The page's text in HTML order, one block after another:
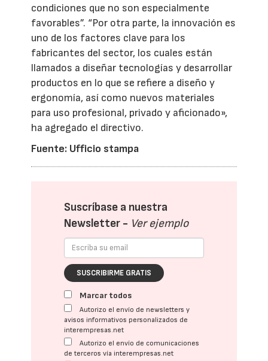
condiciones que no son especialmente
favorables”. “Por otra parte, la innovación es
uno de los factores clave para los
fabricantes del sector, los cuales están
llamados a diseñar tecnologías y desarrollar
productos en lo que se refiere a diseño y
ergonomía, así como nuevos materiales
para uso profesional, privado y aficionado»,
ha agregado el directivo.
Fuente: Ufficio stampa
Suscríbase a nuestra
Newsletter - Ver ejemplo
SUSCRIBIRME GRATIS
Marcar todos
Autorizo el envío de newsletters y
avisos informativos personalizados de
interempresas.net
Autorizo el envío de comunicaciones
de terceros vía interempresas.net